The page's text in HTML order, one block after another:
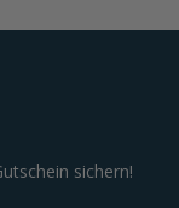
sichern!